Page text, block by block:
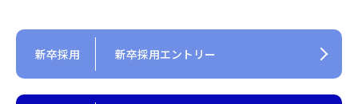
新卒採用 新卒採用エントリー